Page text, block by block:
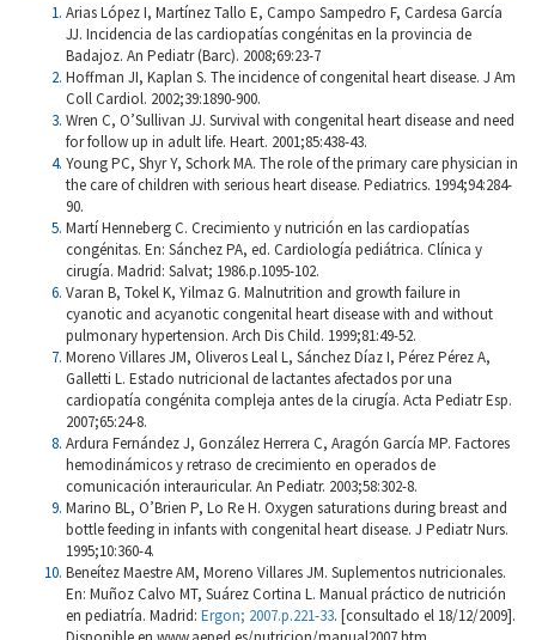
Arias López I, Martínez Tallo E, Campo Sampedro F, Cardesa García
JJ. Incidencia de las cardiopatías congénitas en la provincia de
Badajoz. An Pediatr (Barc). 2008;69:23-7
Hoffman JI, Kaplan S. The incidence of congenital heart disease. J Am
Coll Cardiol. 2002;39:1890-900.
Wren C, O’Sullivan JJ. Survival with congenital heart disease and need
for follow up in adult life. Heart. 2001;85:438-43.
Young PC, Shyr Y, Schork MA. The role of the primary care physician in
the care of children with serious heart disease. Pediatrics. 1994;94:284-
90.
Martí Henneberg C. Crecimiento y nutrición en las cardiopatías
congénitas. En: Sánchez PA, ed. Cardiología pediátrica. Clínica y
cirugía. Madrid: Salvat; 1986.p.1095-102.
Varan B, Tokel K, Yilmaz G. Malnutrition and growth failure in
cyanotic and acyanotic congenital heart disease with and without
pulmonary hypertension. Arch Dis Child. 1999;81:49-52.
Moreno Villares JM, Oliveros Leal L, Sánchez Díaz I, Pérez Pérez A,
Galletti L. Estado nutricional de lactantes afectados por una
cardiopatía congénita compleja antes de la cirugía. Acta Pediatr Esp.
2007;65:24-8.
Ardura Fernández J, González Herrera C, Aragón García MP. Factores
hemodinámicos y retraso de crecimiento en operados de
comunicación interauricular. An Pediatr. 2003;58:302-8.
Marino BL, O’Brien P, Lo Re H. Oxygen saturations during breast and
bottle feeding in infants with congenital heart disease. J Pediatr Nurs.
1995;10:360-4.
Beneítez Maestre AM, Moreno Villares JM. Suplementos nutricionales.
En: Muñoz Calvo MT, Suárez Cortina L. Manual práctico de nutrición
en pediatría. Madrid: Ergon; 2007.p.221-33. [consultado el 18/12/2009].